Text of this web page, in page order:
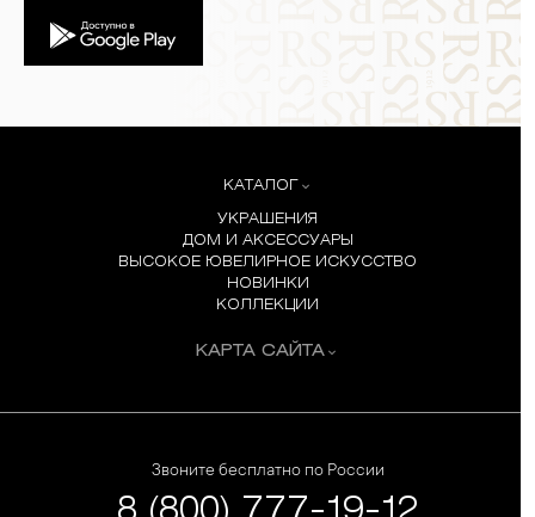
КАТАЛОГ
УКРАШЕНИЯ
ДОМ И АКСЕССУАРЫ
ВЫСОКОЕ ЮВЕЛИРНОЕ ИСКУССТВО
НОВИНКИ
КОЛЛЕКЦИИ
КАРТА САЙТА
Звоните бесплатно по России